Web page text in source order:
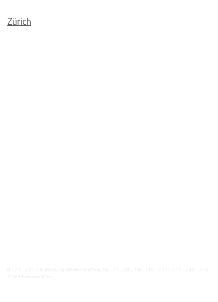
Zürich
0: - / 1: - / 2: - / 3: 49 ms / 4: 49 ms / 5: 49 ms / 6: - / 7: - / 8: - / 9: - / 10: - / 11: - / 12: - / 13: - / 14: -
/ 15: 51 ms proc:51ms